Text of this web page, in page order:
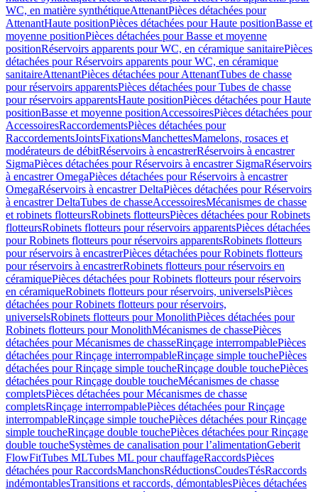
WC, en matière synthétiqueAttenantPièces détachées pour
AttenantHaute positionPièces détachées pour Haute positionBasse et
moyenne positionPièces détachées pour Basse et moyenne
positionRéservoirs apparents pour WC, en céramique sanitairePièces
détachées pour Réservoirs apparents pour WC, en céramique
sanitaireAttenantPièces détachées pour AttenantTubes de chasse
pour réservoirs apparentsPièces détachées pour Tubes de chasse
pour réservoirs apparentsHaute positionPièces détachées pour Haute
positionBasse et moyenne positionAccessoiresPièces détachées pour
AccessoiresRaccordementsPièces détachées pour
RaccordementsJointsFixationsManchettesMamelons, rosaces et
modérateurs de débitRéservoirs à encastrerRéservoirs à encastrer
SigmaPièces détachées pour Réservoirs à encastrer SigmaRéservoirs
à encastrer OmegaPièces détachées pour Réservoirs à encastrer
OmegaRéservoirs à encastrer DeltaPièces détachées pour Réservoirs
à encastrer DeltaTubes de chasseAccessoiresMécanismes de chasse
et robinets flotteursRobinets flotteursPièces détachées pour Robinets
flotteursRobinets flotteurs pour réservoirs apparentsPièces détachées
pour Robinets flotteurs pour réservoirs apparentsRobinets flotteurs
pour réservoirs à encastrerPièces détachées pour Robinets flotteurs
pour réservoirs à encastrerRobinets flotteurs pour réservoirs en
céramiquePièces détachées pour Robinets flotteurs pour réservoirs
en céramiqueRobinets flotteurs pour réservoirs, universelsPièces
détachées pour Robinets flotteurs pour réservoirs,
universelsRobinets flotteurs pour MonolithPièces détachées pour
Robinets flotteurs pour MonolithMécanismes de chassePièces
détachées pour Mécanismes de chasseRinçage interrompablePièces
détachées pour Rinçage interrompableRinçage simple touchePièces
détachées pour Rinçage simple toucheRinçage double touchePièces
détachées pour Rinçage double toucheMécanismes de chasse
completsPièces détachées pour Mécanismes de chasse
completsRinçage interrompablePièces détachées pour Rinçage
interrompableRinçage simple touchePièces détachées pour Rinçage
simple toucheRinçage double touchePièces détachées pour Rinçage
double toucheSystèmes de canalisation pour l’alimentationGeberit
FlowFitTubes MLTubes ML pour chauffageRaccordsPièces
détachées pour RaccordsManchonsRéductionsCoudesTésRaccords
indémontablesTransitions et raccords, démontablesPièces détachées